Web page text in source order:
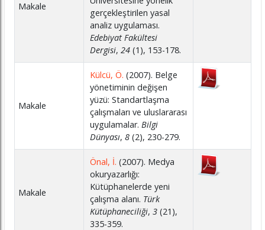
Makale
gerçekleştirilen yasal
analiz uygulaması.
Edebiyat Fakültesi
Dergisi, 24(1), 153-178.
Makale
Külcü, Ö. (2007). Belge
yönetiminin değişen
yüzü: Standartlaşma
çalışmaları ve uluslararası
uygulamalar. Bilgi
Dünyası, 8(2), 230-279.
Makale
Önal, İ. (2007). Medya
okuryazarlığı:
Kütüphanelerde yeni
çalışma alanı. Türk
Kütüphaneciliği, 3(21),
335-359.